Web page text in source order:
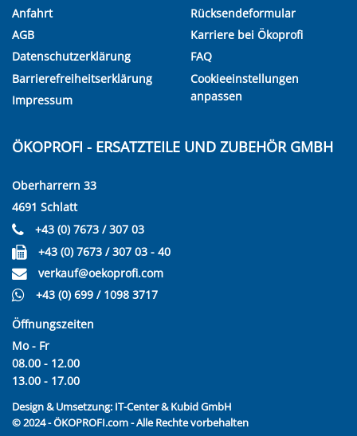
Anfahrt
AGB
Datenschutzerklärung
Barrierefreiheitserklärung
Impressum
Rücksendeformular
Karriere bei Ökoprofi
FAQ
Cookieeinstellungen
anpassen
ÖKOPROFI - ERSATZTEILE UND ZUBEHÖR GMBH
Oberharrern 33
4691 Schlatt
+43 (0) 7673 / 307 03
+43 (0) 7673 / 307 03 - 40
verkauf@oekoprofi.com
+43 (0) 699 / 1098 3717
Öffnungszeiten
Mo - Fr
08.00 - 12.00
13.00 - 17.00
Design & Umsetzung: IT-Center & Kubid GmbH
© 2024 - ÖKOPROFI.com - Alle Rechte vorbehalten